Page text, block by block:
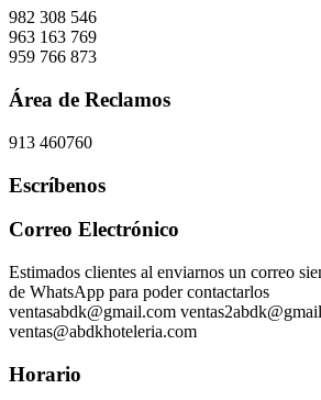
982 308 546
963 163 769
959 766 873
Área de Reclamos
913 460760
Escríbenos
Correo Electrónico
Estimados clientes al enviarnos un correo
de WhatsApp para poder contactarlos
ventasabdk@gmail.com
ventas@abdkhoteleria.com
Horario